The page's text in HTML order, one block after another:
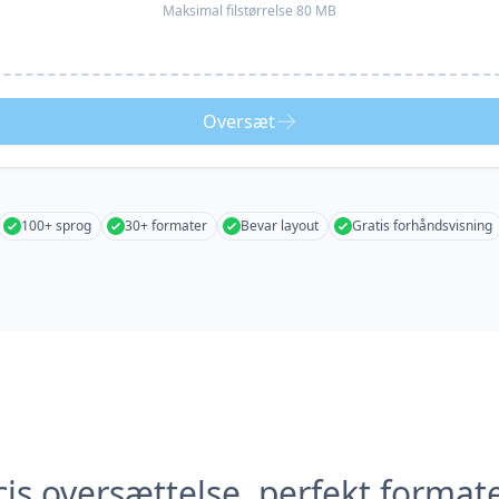
Maksimal filstørrelse 80 MB
Oversæt
100+ sprog 30+ formater Bevar layout Gratis forhåndsvisning